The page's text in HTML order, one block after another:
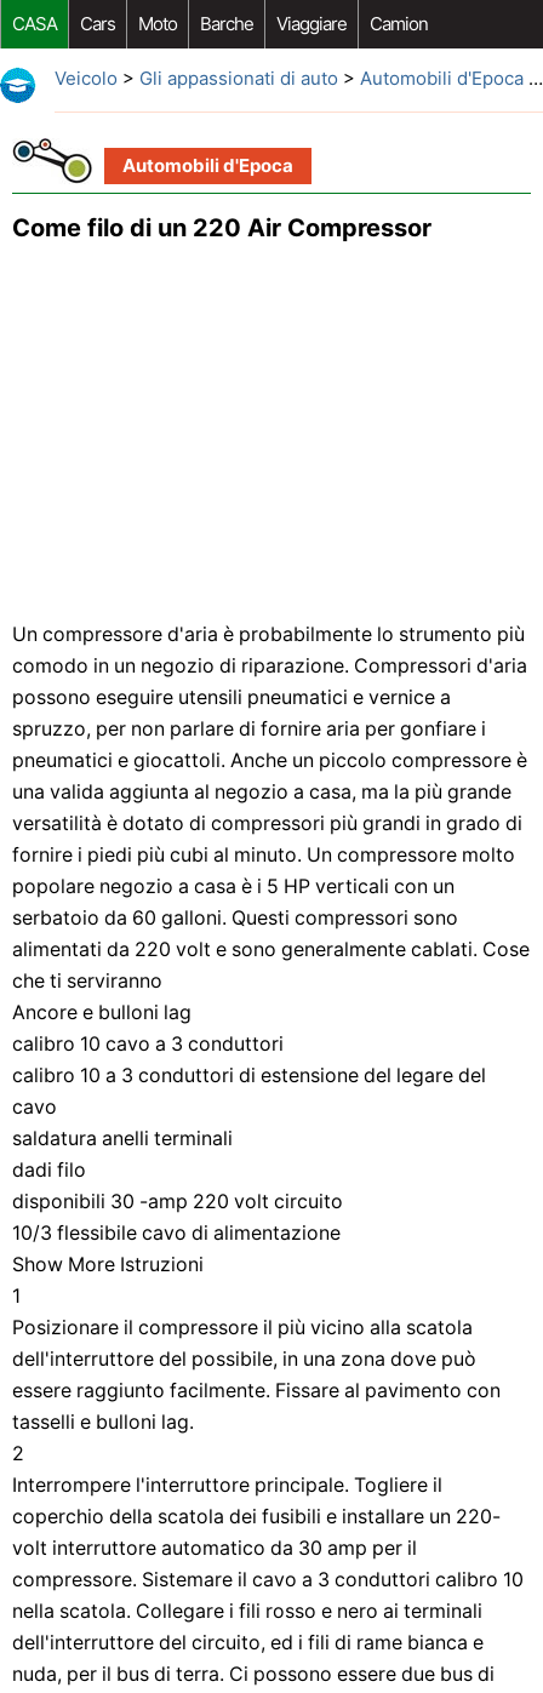
CASA Cars Moto Barche Viaggiare Camion
Riparazione Auto Acquisto Auto Car Opzioni Aftermarket
Veicolo > Gli appassionati di auto > Automobili d'Epoca> Come filo di un 220 Air Compressor
Automobili d'Epoca
Come filo di un 220 Air Compressor
Un compressore d'aria è probabilmente lo strumento più
comodo in un negozio di riparazione. Compressori d'aria
possono eseguire utensili pneumatici e vernice a
spruzzo, per non parlare di fornire aria per gonfiare i
pneumatici e giocattoli. Anche un piccolo compressore è
una valida aggiunta al negozio a casa, ma la più grande
versatilità è dotato di compressori più grandi in grado di
fornire i piedi più cubi al minuto. Un compressore molto
popolare negozio a casa è i 5 HP verticali con un
serbatoio da 60 galloni. Questi compressori sono
alimentati da 220 volt e sono generalmente cablati. Cose
che ti serviranno
Ancore e bulloni lag
calibro 10 cavo a 3 conduttori
calibro 10 a 3 conduttori di estensione del legare del
cavo
saldatura anelli terminali
dadi filo
disponibili 30 -amp 220 volt circuito
10/3 flessibile cavo di alimentazione
Show More Istruzioni
1
Posizionare il compressore il più vicino alla scatola
dell'interruttore del possibile, in una zona dove può
essere raggiunto facilmente. Fissare al pavimento con
tasselli e bulloni lag.
2
Interrompere l'interruttore principale. Togliere il
coperchio della scatola dei fusibili e installare un 220-
volt interruttore automatico da 30 amp per il
compressore. Sistemare il cavo a 3 conduttori calibro 10
nella scatola. Collegare i fili rosso e nero ai terminali
dell'interruttore del circuito, ed i fili di rame bianca e
nuda, per il bus di terra. Ci possono essere due bus di